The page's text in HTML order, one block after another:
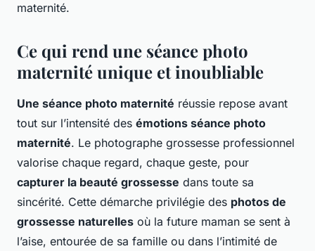
maternité.
Ce qui rend une séance photo
maternité unique et inoubliable
Une séance photo maternité réussie repose avant
tout sur l’intensité des émotions séance photo
maternité. Le photographe grossesse professionnel
valorise chaque regard, chaque geste, pour
capturer la beauté grossesse dans toute sa
sincérité. Cette démarche privilégie des photos de
grossesse naturelles où la future maman se sent à
l’aise, entourée de sa famille ou dans l’intimité de